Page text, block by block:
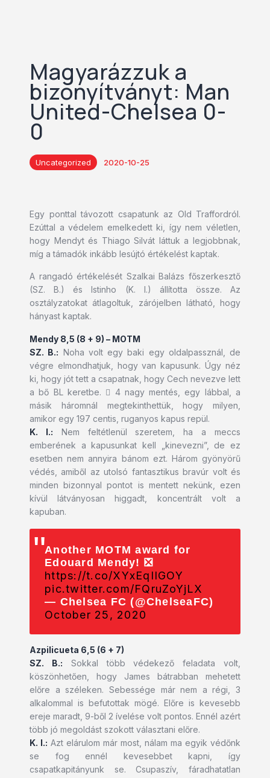
Magyarázzuk a
bizonyítványt: Man
United-Chelsea 0-
0
Uncategorized 2020-10-25
Egy ponttal távozott csapatunk az Old Traffordról.
Ezúttal a védelem emelkedett ki, így nem véletlen,
hogy Mendyt és Thiago Silvát láttuk a legjobbnak,
míg a támadók inkább lesújtó értékelést kaptak.
A rangadó értékelését Szalkai Balázs főszerkesztő
(SZ. B.) és Istinho (K. I.) állította össze. Az
osztályzatokat átlagoltuk, zárójelben látható, hogy
hányast kaptak.
Mendy 8,5 (8 + 9) – MOTM
SZ. B.: Noha volt egy baki egy oldalpassznál, de
végre elmondhatjuk, hogy van kapusunk. Úgy néz
ki, hogy jót tett a csapatnak, hogy Cech nevezve lett
a bő BL keretbe.  4 nagy mentés, egy lábbal, a
másik háromnál megtekinthettük, hogy milyen,
amikor egy 197 centis, ruganyos kapus repül.
K. I.: Nem feltétlenül szeretem, ha a meccs
emberének a kapusunkat kell „kinevezni”, de ez
esetben nem annyira bánom ezt. Három gyönyörű
védés, amiből az utolsó fantasztikus bravúr volt és
minden bizonnyal pontot is mentett nekünk, ezen
kívül látványosan higgadt, koncentrált volt a
kapuban.
Another MOTM award for
Edouard Mendy! ❎
https://t.co/XYxEqIIGOY
pic.twitter.com/FQruZoYjLX
— Chelsea FC (@ChelseaFC)
October 25, 2020
Azpilicueta 6,5 (6 + 7)
SZ. B.: Sokkal több védekező feladata volt,
köszönhetően, hogy James bátrabban mehetett
előre a széleken. Sebessége már nem a régi, 3
alkalommal is befutottak mögé. Előre is kevesebb
ereje maradt, 9-ből 2 ívelése volt pontos. Ennél azért
több jó megoldást szokott választani előre.
K. I.: Azt elárulom már most, nálam ma egyik védőnk
se fog ennél kevesebbet kapni, így
csapatkapitányunk se. Csupaszív, fáradhatatlan